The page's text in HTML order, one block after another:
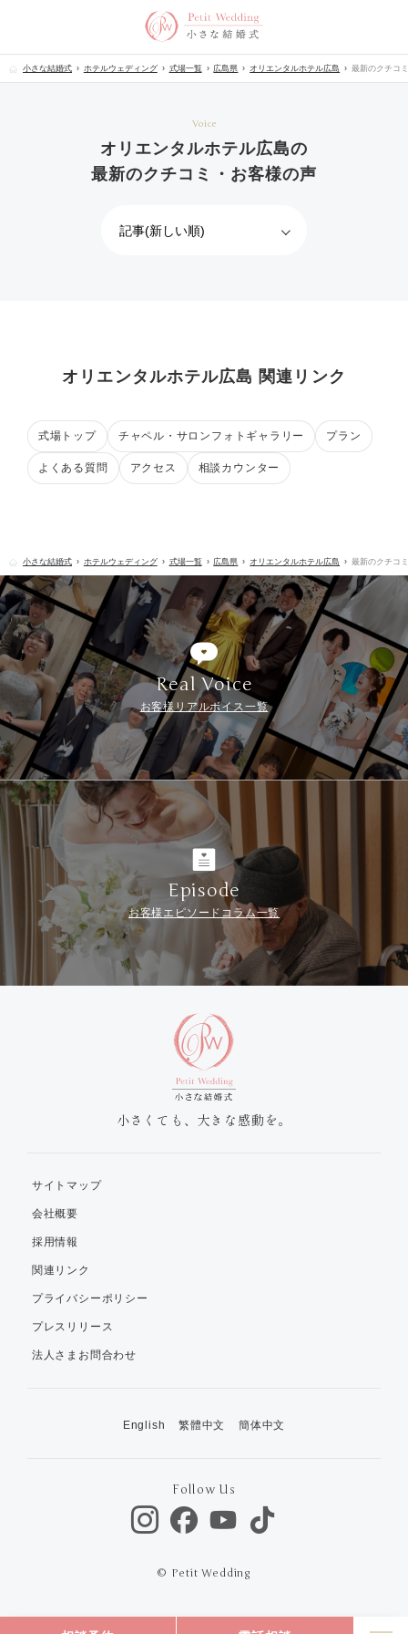
小さな結婚式 ホテルウェディング 式場一覧 広島県 オリエンタルホテル広島 最新のクチコ
Voice
オリエンタルホテル広島の
最新のクチコミ・お客様の声
オリエンタルホテル広島 関連リンク
式場トップ チャペル・サロンフォトギャラリー プラン
よくある質問 アクセス 相談カウンター
小さな結婚式 ホテルウェディング 式場一覧 広島県 オリエンタルホテル広島 最新のクチコ
Real Voice
お客様リアルボイス一覧
Episode
お客様エピソードコラム一覧
小さくても、大きな感動を。
サイトマップ
会社概要
採用情報
関連リンク
プライバシーポリシー
プレスリリース
法人さまお問合わせ
English 繁體中文 簡体中文
Follow Us
© Petit Wedding